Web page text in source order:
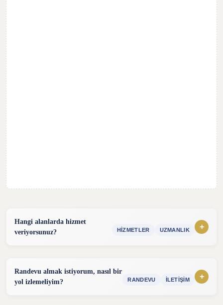
Hangi alanlarda hizmet
veriyorsunuz?
HIZMETLER UZMANLIK +
Ticaret ve Şirketler Hukuku Danışmanlığı
Randevu almak istiyorum, nasıl bir
yol izlemeliyim?
RANDEVU İLETIŞIM +